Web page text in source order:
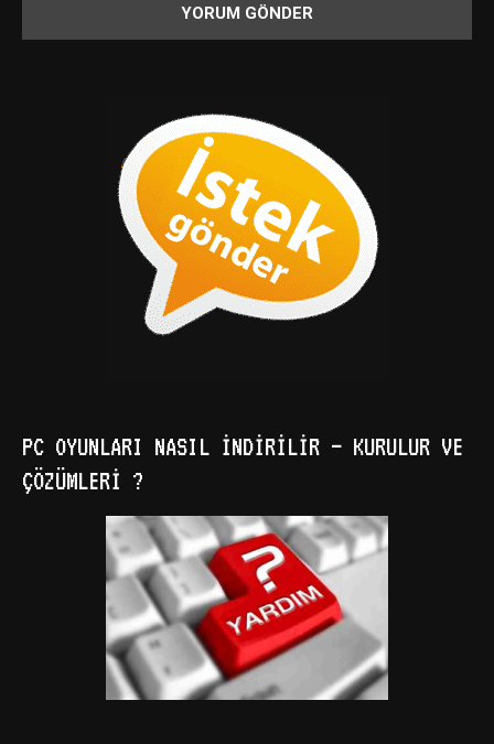
PC OYUNLARI NASIL İNDIRILIR – KURULUR VE
ÇÖZÜMLERI ?